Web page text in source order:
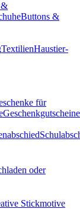
&
Buttons &
TextilienHaustier-
für
Geschenkgutscheine
oder
Stickmotive